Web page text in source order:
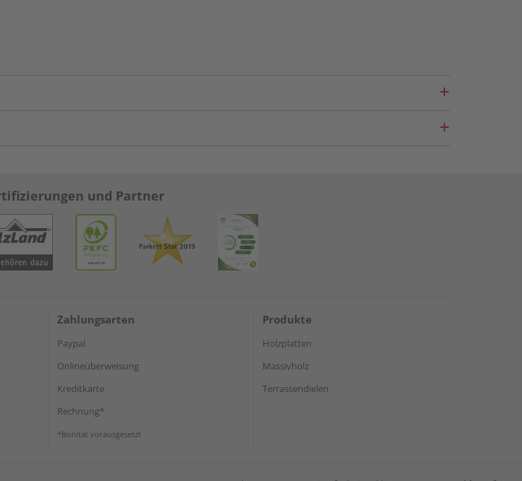
und Partner
Zahlungsarten
Paypal
Onlineüberweisung
Kreditkarte
Rechnung*
*Bonität vorausgesetzt
Produkte
Holzplatten
Massivholz
Terrassendielen